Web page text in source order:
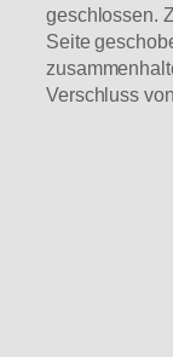
geschlossen.
Seite
Verschluss